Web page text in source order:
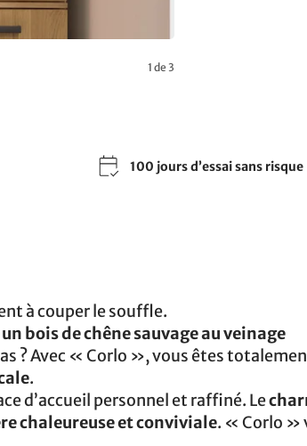
1 de 3
100 jours d’essai sans risque
à couper le souffle.
un bois de chêne sauvage au veinage
? Avec « Corlo », vous êtes
.
d’accueil personnel et raffiné. Le
chaleureuse et conviviale. « Corlo »